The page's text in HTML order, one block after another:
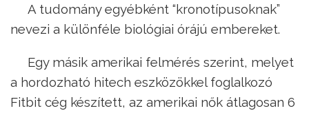
A tudomány egyébként “kronotípusoknak”
nevezi a különféle biológiai órájú embereket.
Egy másik amerikai felmérés szerint, melyet
a hordozható hitech eszközökkel foglalkozó
Fitbit cég készített, az amerikai nők átlagosan 6